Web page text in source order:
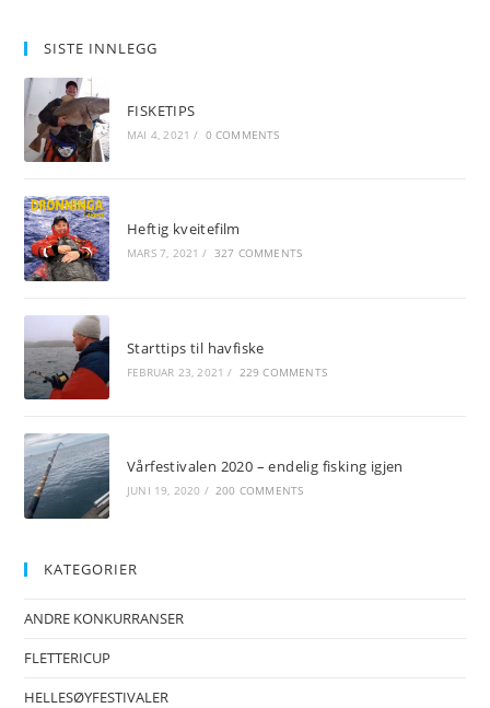
SISTE INNLEGG
FISKETIPS
MAI 4, 2021 / 0 COMMENTS
Heftig kveitefilm
MARS 7, 2021 / 327 COMMENTS
Starttips til havfiske
FEBRUAR 23, 2021 / 229 COMMENTS
Vårfestivalen 2020 – endelig fisking igjen
JUNI 19, 2020 / 200 COMMENTS
KATEGORIER
ANDRE KONKURRANSER
FLETTERICUP
HELLESØYFESTIVALER